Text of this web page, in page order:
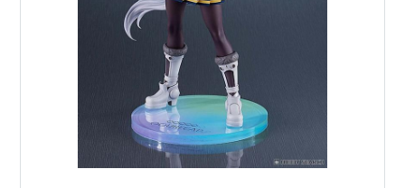
キャンセルし休養した。秋シーズンは増沢末夫騎手を鞍
上にぶっつけで臨んだ天皇賞（秋）、続くジャパンカッ
プを共に見せ場無く敗れ限界説を囁かれた。しかし再び
武豊の騎乗で引退レースとして挑んだ有馬記念では奇跡
的な復活勝利を遂げ、「オグリ」コールと共に自らの引
退に花を添えるとともに伝説的な存在となった。